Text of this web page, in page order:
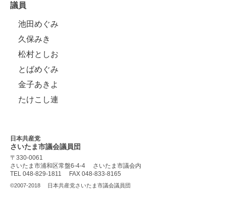
議員
池田めぐみ
久保みき
松村としお
とばめぐみ
金子あきよ
たけこし連
日本共産党
さいたま市議会議員団
〒330-0061
さいたま市浦和区常盤6-4-4
さいたま市議会内
TEL 048-829-1811
FAX 048-833-8165
©2007-2018 日本共産党さいたま市議会議員団